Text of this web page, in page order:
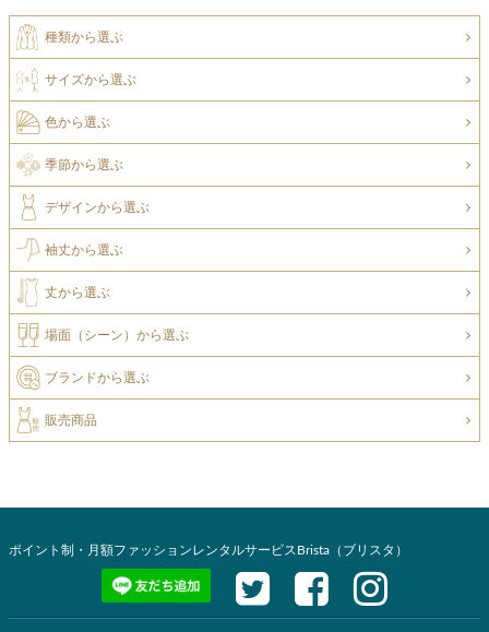
種類から選ぶ
サイズから選ぶ
色から選ぶ
季節から選ぶ
デザインから選ぶ
袖丈から選ぶ
丈から選ぶ
場面（シーン）から選ぶ
ブランドから選ぶ
販売商品
ポイント制・月額ファッションレンタルサービスBrista（ブリスタ）